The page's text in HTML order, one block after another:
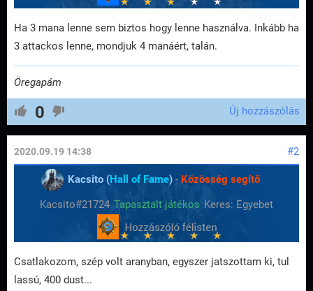
Ha 3 mana lenne sem biztos hogy lenne használva. Inkább ha
3 attackos lenne, mondjuk 4 manáért, talán.
Öregapám
0 Új hozzászólás
#2
2020.09.19 14:38
Kacsito (Hall of Fame) - Közösség segítő
Kacsito#21724 Tapasztalt játékos Keres: Egyebet
Csatlakozom, szép volt aranyban, egyszer jatszottam ki, tul
lassú, 400 dust...